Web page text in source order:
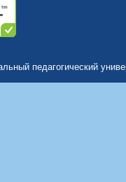
педагогический